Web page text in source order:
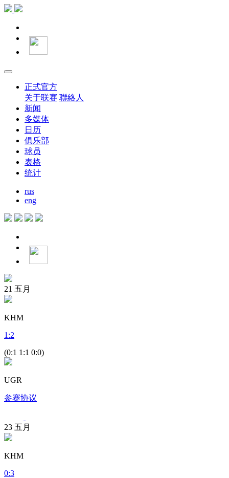
正式官方
关于联赛 聯絡人
新闻
多媒体
日历
俱乐部
球员
表格
统计
rus
eng
21 五月
KHM
1 :2
(0:1 1:1 0:0)
UGR
参赛协议
23 五月
KHM
0:3